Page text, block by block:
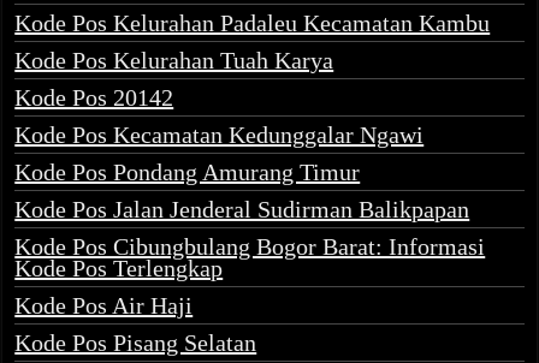
Kode Pos Kelurahan Padaleu Kecamatan Kambu
Kode Pos Kelurahan Tuah Karya
Kode Pos 20142
Kode Pos Kecamatan Kedunggalar Ngawi
Kode Pos Pondang Amurang Timur
Kode Pos Jalan Jenderal Sudirman Balikpapan
Kode Pos Cibungbulang Bogor Barat: Informasi
Kode Pos Terlengkap
Kode Pos Air Haji
Kode Pos Pisang Selatan